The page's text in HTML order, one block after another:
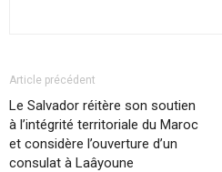
Article précédent
Le Salvador réitère son soutien
à l’intégrité territoriale du Maroc
et considère l’ouverture d’un
consulat à Laâyoune